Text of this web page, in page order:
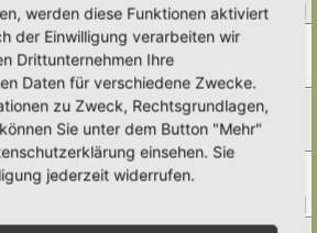
1
«Do 10. Jul 2025, 11:57
Sa 5. Jul 2025, 16:16
Rhizomsperre)
«Sa 5. Apr 2025, 16:39
werden diese Funktionen aktiviert
der Einwilligung verarbeiten wir
Drittunternehmen Ihre
Daten für verschiedene Zwecke.
zu Zweck, Rechtsgrundlagen,
Sie unter dem Button "Mehr"
einsehen. Sie
jederzeit widerrufen.